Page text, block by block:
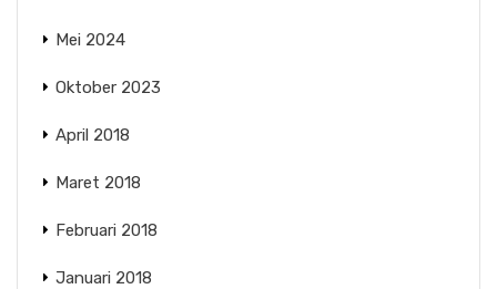
Mei 2024
Oktober 2023
April 2018
Maret 2018
Februari 2018
Januari 2018